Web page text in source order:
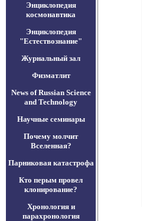
Энциклопедия
космонавтика
Энциклопедия
"Естествознание"
Журнальный зал
Физматлит
News of Russian Science
and Technology
Научные семинары
Почему молчит
Вселенная?
Парниковая катастрофа
Кто перым провел
клонирование?
Хронология и
парахронология